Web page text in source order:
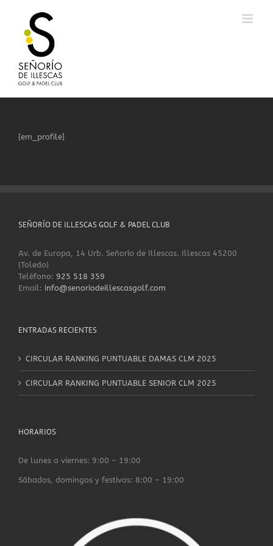
contenido
[em_profile]
SEÑORÍO DE ILLESCAS GOLF & PADEL CLUB
Av. de Europa, 14 Urb. Señorío de Illescas. Illescas 45200
(Toledo)
Teléfono: 925 518 359
Email: info@senoriodeillescasgolf.com
ENTRADAS RECIENTES
CIRCULAR RANKING PUNTUABLE DAMAS CLM 2025
CIRCULAR RANKING PUNTUABLE SENIOR CLM 2025
HORARIOS
De lunes a viernes: 9:00 – 19:00
Sábados, domingos y festivos: 8:00 – 19:00